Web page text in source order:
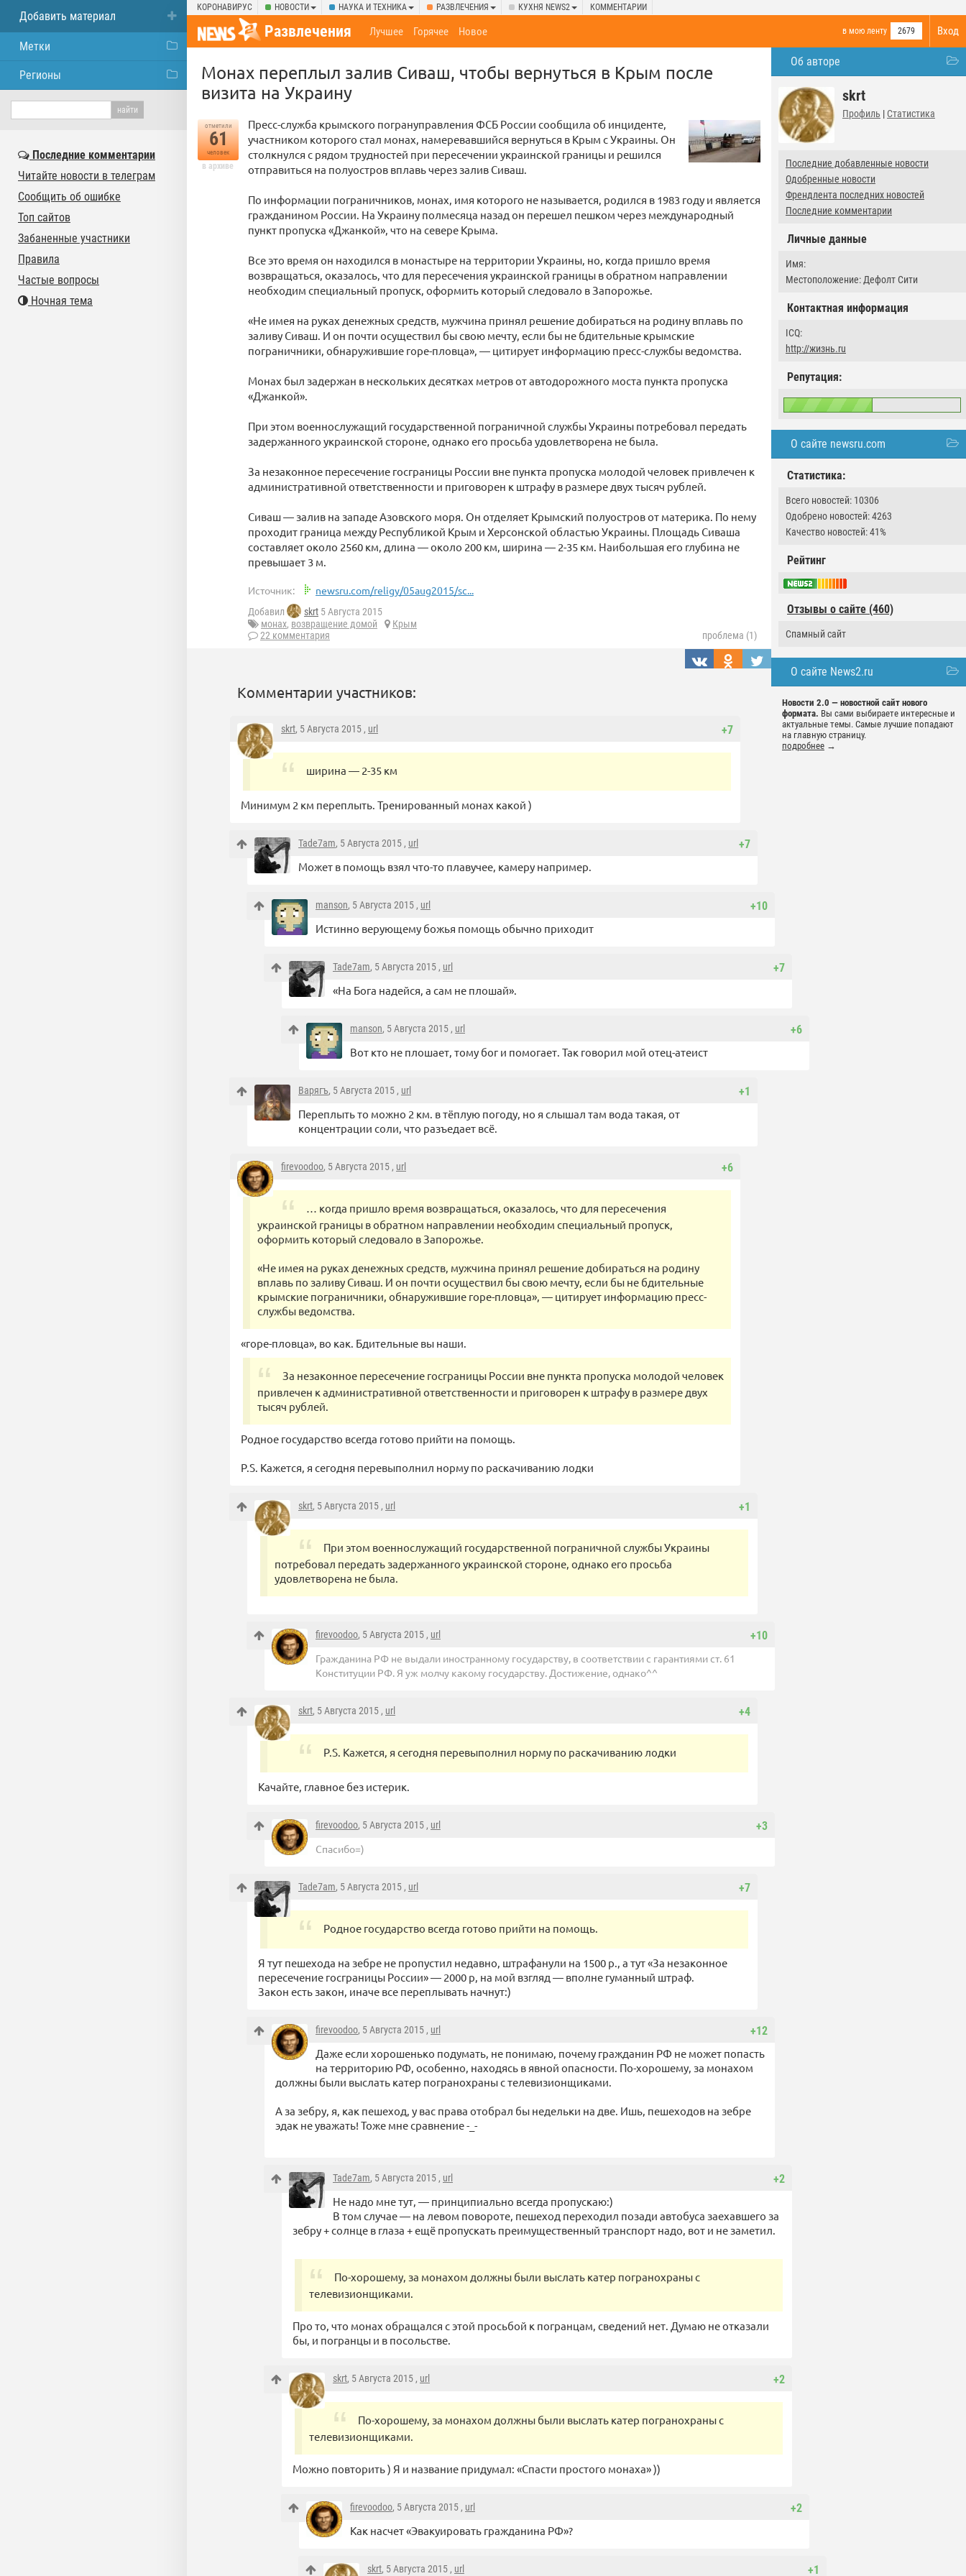
КОРОНАВИРУС НОВОСТИ НАУКА И ТЕХНИКА РАЗВЛЕЧЕНИЯ КУХНЯ NEWS2 КОММЕНТАРИИ
Вход
Развлечения в мою ленту 2679
Лучшее Горячее Новое
Об авторе
skrt
Профиль | Статистика
Последние добавленные новости
Одобренные новости
Френдлента последних новостей
Последние комментарии
Личные данные
Имя:
Местоположение: Дефолт Сити
Контактная информация
ICQ:
http://жизнь.ru
Репутация:
О сайте newsru.com
Статистика:
Всего новостей: 10306
Одобрено новостей: 4263
Качество новостей: 41%
Рейтинг
Отзывы о сайте (460)
Спамный сайт
О сайте News2.ru
Новости 2.0 — новостной сайт нового
формата. Вы сами выбираете интересные и
актуальные темы. Самые лучшие попадают
на главную страницу.
подробнее →
Монах переплыл залив Сиваш, чтобы вернуться в Крым после
визита на Украину
отметили
61
человек
в архиве
Пресс-служба крымского погрануправления ФСБ России сообщила об инциденте,
участником которого стал монах, намеревавшийся вернуться в Крым с Украины. Он
столкнулся с рядом трудностей при пересечении украинской границы и решился
отправиться на полуостров вплавь через залив Сиваш.
По информации пограничников, монах, имя которого не называется, родился в 1983 году и является
гражданином России. На Украину полмесяца назад он перешел пешком через международный
пункт пропуска «Джанкой», что на севере Крыма.
Все это время он находился в монастыре на территории Украины, но, когда пришло время
возвращаться, оказалось, что для пересечения украинской границы в обратном направлении
необходим специальный пропуск, оформить который следовало в Запорожье.
«Не имея на руках денежных средств, мужчина принял решение добираться на родину вплавь по
заливу Сиваш. И он почти осуществил бы свою мечту, если бы не бдительные крымские
пограничники, обнаружившие горе-пловца», — цитирует информацию пресс-службы ведомства.
Монах был задержан в нескольких десятках метров от автодорожного моста пункта пропуска
«Джанкой».
При этом военнослужащий государственной пограничной службы Украины потребовал передать
задержанного украинской стороне, однако его просьба удовлетворена не была.
За незаконное пересечение госграницы России вне пункта пропуска молодой человек привлечен к
административной ответственности и приговорен к штрафу в размере двух тысяч рублей.
Сиваш — залив на западе Азовского моря. Он отделяет Крымский полуостров от материка. По нему
проходит граница между Республикой Крым и Херсонской областью Украины. Площадь Сиваша
составляет около 2560 км, длина — около 200 км, ширина — 2-35 км. Наибольшая его глубина не
превышает 3 м.
Источник: newsru.com/religy/05aug2015/sc...
Добавил skrt 5 Августа 2015
монах, возвращение домой
Крым
22 комментария
проблема (1)
Комментарии участников:
+7
skrt, 5 Августа 2015 , url
ширина — 2-35 км
Минимум 2 км переплыть. Тренированный монах какой )
+7
Tade7am, 5 Августа 2015 , url
Может в помощь взял что-то плавучее, камеру например.
+10
manson, 5 Августа 2015 , url
Истинно верующему божья помощь обычно приходит
+7
Tade7am, 5 Августа 2015 , url
«На Бога надейся, а сам не плошай».
+6
manson, 5 Августа 2015 , url
Вот кто не плошает, тому бог и помогает. Так говорил мой отец-атеист
+1
Варягъ, 5 Августа 2015 , url
Переплыть то можно 2 км. в тёплую погоду, но я слышал там вода такая, от
концентрации соли, что разъедает всё.
+6
firevoodoo, 5 Августа 2015 , url
… когда пришло время возвращаться, оказалось, что для пересечения
украинской границы в обратном направлении необходим специальный пропуск,
оформить который следовало в Запорожье.
«Не имея на руках денежных средств, мужчина принял решение добираться на родину
вплавь по заливу Сиваш. И он почти осуществил бы свою мечту, если бы не бдительные
крымские пограничники, обнаружившие горе-пловца», — цитирует информацию пресс-
службы ведомства.
«горе-пловца», во как. Бдительные вы наши.
За незаконное пересечение госграницы России вне пункта пропуска молодой человек
привлечен к административной ответственности и приговорен к штрафу в размере двух
тысяч рублей.
Родное государство всегда готово прийти на помощь.
P.S. Кажется, я сегодня перевыполнил норму по раскачиванию лодки
+1
skrt, 5 Августа 2015 , url
При этом военнослужащий государственной пограничной службы Украины
потребовал передать задержанного украинской стороне, однако его просьба
удовлетворена не была.
+10
firevoodoo, 5 Августа 2015 , url
Гражданина РФ не выдали иностранному государству, в соответствии с гарантиями ст. 61
Конституции РФ. Я уж молчу какому государству. Достижение, однако^^
+4
skrt, 5 Августа 2015 , url
P.S. Кажется, я сегодня перевыполнил норму по раскачиванию лодки
Качайте, главное без истерик.
+3
firevoodoo, 5 Августа 2015 , url
Спасибо=)
+7
Tade7am, 5 Августа 2015 , url
Родное государство всегда готово прийти на помощь.
Я тут пешехода на зебре не пропустил недавно, штрафанули на 1500 р., а тут «За незаконное
пересечение госграницы России» — 2000 р, на мой взгляд — вполне гуманный штраф.
Закон есть закон, иначе все переплывать начнут:)
+12
firevoodoo, 5 Августа 2015 , url
Даже если хорошенько подумать, не понимаю, почему гражданин РФ не может попасть
на территорию РФ, особенно, находясь в явной опасности. По-хорошему, за монахом
должны были выслать катер погранохраны с телевизионщиками.
А за зебру, я, как пешеход, у вас права отобрал бы недельки на две. Ишь, пешеходов на зебре
эдак не уважать! Тоже мне сравнение -_-
+2
Tade7am, 5 Августа 2015 , url
Не надо мне тут, — принципиально всегда пропускаю:)
В том случае — на левом повороте, пешеход переходил позади автобуса заехавшего за
зебру + солнце в глаза + ещё пропускать преимущественный транспорт надо, вот и не заметил.
По-хорошему, за монахом должны были выслать катер погранохраны с
телевизионщиками.
Про то, что монах обращался с этой просьбой к погранцам, сведений нет. Думаю не отказали
бы, и погранцы и в посольстве.
+2
skrt, 5 Августа 2015 , url
По-хорошему, за монахом должны были выслать катер погранохраны с
телевизионщиками.
Можно повторить ) Я и название придумал: «Спасти простого монаха» ))
+2
firevoodoo, 5 Августа 2015 , url
Как насчет «Эвакуировать гражданина РФ»?
+1
skrt, 5 Августа 2015 , url
Добавить материал
Метки
Регионы
Последние комментарии
Читайте новости в телеграм
Сообщить об ошибке
Топ сайтов
Забаненные участники
Правила
Частые вопросы
Ночная тема